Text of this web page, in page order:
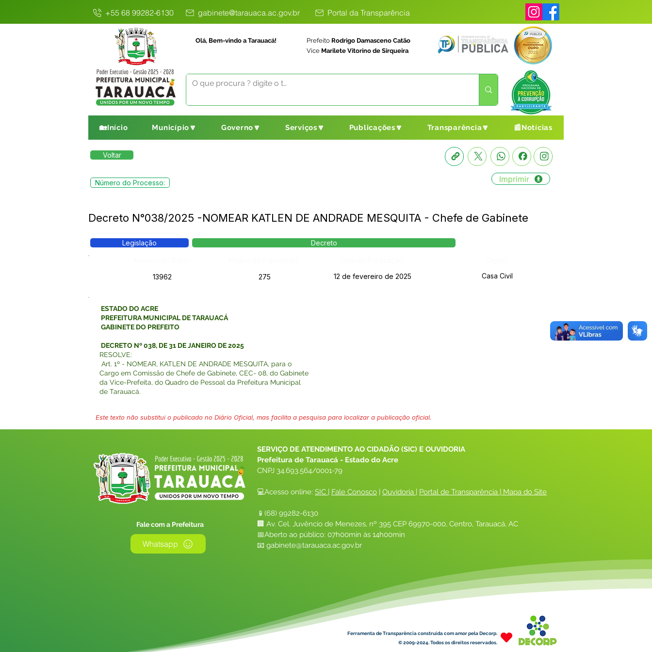
+55 68 99282-6130 gabinete@tarauaca.ac.gov.br Portal da Transparência
Olá, Bem-vindo a Tarauacá! Prefeito Rodrigo Damasceno Catão
Vice Marilete Vitorino de Sirqueira
🏡Início Município🔽 Governo🔽 Serviços🔽 Publicações🔽 Transparência🔽 📰Notícias
Voltar
Número do Processo: Imprimir
Decreto N°038/2025 -NOMEAR KATLEN DE ANDRADE MESQUITA - Chefe de Gabinete
Legislação Decreto
13962
275 12 de fevereiro de 2025 Casa Civil
ESTADO DO ACRE
PREFEITURA MUNICIPAL DE TARAUACÁ
GABINETE DO PREFEITO
DECRETO Nº 038, DE 31 DE JANEIRO DE 2025
RESOLVE:
Art. 1º - NOMEAR, KATLEN DE ANDRADE MESQUITA, para o
Cargo em Comissão de Chefe de Gabinete, CEC- 08, do Gabinete
da Vice-Prefeita, do Quadro de Pessoal da Prefeitura Municipal
de Tarauacá.
Este texto não substitui o publicado no Diário Oficial, mas facilita a pesquisa para localizar a publicação oficial.
Fale com a Prefeitura
Whatsapp
SERVIÇO DE ATENDIMENTO AO CIDADÃO (SIC) E OUVIDORIA
Prefeitura de Tarauacá - Estado do Acre
CNPJ 34.693.564/0001-79
💻Acesso online: SIC | Fale Conosco | Ouvidoria | Portal de Transparência | Mapa do Site
📱(68) 99282-6130
🏢 Av. Cel. Juvêncio de Menezes, nº 395 CEP 69970-000, Centro, Tarauacá, AC
📅Aberto ao público: 07h00min às 14h00min
📧 gabinete@tarauaca.ac.gov.br
Ferramenta de Transparência construída com amor pela Decorp.
© 2009-2024. Todos os direitos reservados.